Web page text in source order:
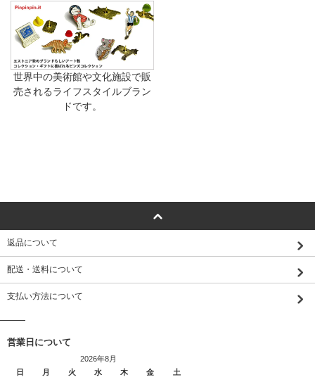
世界中の美術館や文化施設で販
売されるライフスタイルブラン
ドです。
返品について
配送・送料について
支払い方法について
営業日について
2026年8月
日
月 火 水 木 金 土